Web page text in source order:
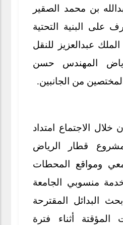
بن محمد الصقير
على البنية التحتية
عبدالعزيز للنقل
المهندس حسن
من الجانبين.
الاجتماع امتداد
قطار الرياض
ومواقع المحطات
منسوبي الجامعة
البدائل المقترحة
المؤقتة أثناء فترة